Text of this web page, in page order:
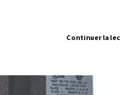
Continuer la